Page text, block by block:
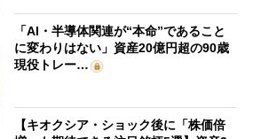
「AI・半導体関連が“本命”であること
に変わりはない」資産20億円超の90歳
現役トレー…
【キオクシア・ショック後に「株価倍